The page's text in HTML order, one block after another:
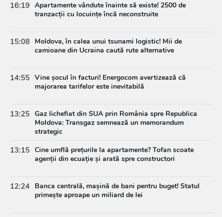
16:19 Apartamente vândute înainte să existe! 2500 de
tranzacții cu locuințe încă neconstruite
15:08 Moldova, în calea unui tsunami logistic! Mii de
camioane din Ucraina caută rute alternative
14:55 Vine șocul în facturi! Energocom avertizează că
majorarea tarifelor este inevitabilă
13:25 Gaz lichefiat din SUA prin România spre Republica
Moldova: Transgaz semnează un memorandum
strategic
13:15 Cine umflă prețurile la apartamente? Tofan scoate
agenții din ecuație și arată spre constructori
12:24 Banca centrală, mașină de bani pentru buget! Statul
primește aproape un miliard de lei